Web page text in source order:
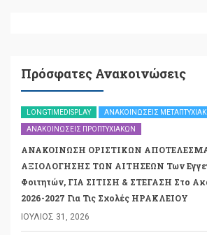
Πρόσφατες Ανακοινώσεις
LONGTIMEDISPLAY ΑΝΑΚΟΙΝΏΣΕΙΣ
ΑΝΑΚΟΙΝΏΣΕΙΣ ΠΡΟΠΤΥΧΙΑΚΏΝ
ΑΝΑΚΟΙΝΩΣΗ ΟΡΙΣΤΙΚΩΝ
ΑΞΙΟΛΟΓΗΣΗΣ ΤΩΝ ΑΙΤΗΣΕΩΝ Των
Φοιτητών, ΓΙΑ ΣΙΤΙΣΗ & ΣΤΕΓΑΣΗ Στο
2026-2027 Για Τις Σχολές ΗΡΑΚΛΕΙΟΥ
ΙΟΎΛΙΟΣ 31, 2026